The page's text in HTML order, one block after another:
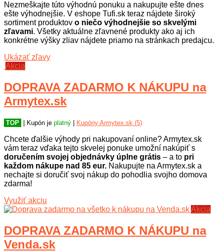
Nezmeškajte túto výhodnú ponuku a nakupujte ešte dnes
ešte výhodnejšie. V eshope Tufi.sk teraz nájdete široký
sortiment produktov o niečo výhodnejšie so skvelými
zľavami. Všetky aktuálne zľavnené produkty ako aj ich
konkrétne výšky zliav nájdete priamo na stránkach predajcu.
Ukázať zľavy
Akcia
DOPRAVA ZADARMO K NÁKUPU na
Armytex.sk
TOP | Kupón je platný Kupóny Armytex.sk (5)
Chcete ďalšie výhody pri nakupovaní online? Armytex.sk
vám teraz vďaka tejto skvelej ponuke umožní nakúpiť s
doručením svojej objednávky úplne grátis – a to pri
každom nákupe nad 85 eur. Nakupujte na Armytex.sk a
nechajte si doručiť svoj nákup do pohodlia svojho domova
zdarma!
Využiť akciu
Akcia
DOPRAVA ZADARMO K NÁKUPU na
Venda.sk